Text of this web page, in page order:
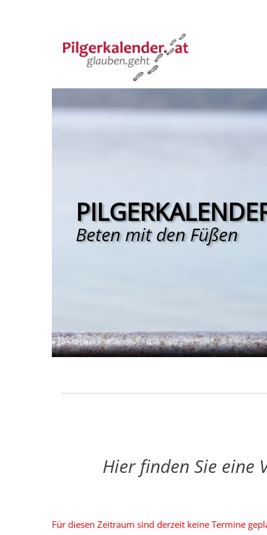
Beten mit den Füßen
Hier finden Sie eine
Für diesen Zeitraum sind derzeit keine Termine